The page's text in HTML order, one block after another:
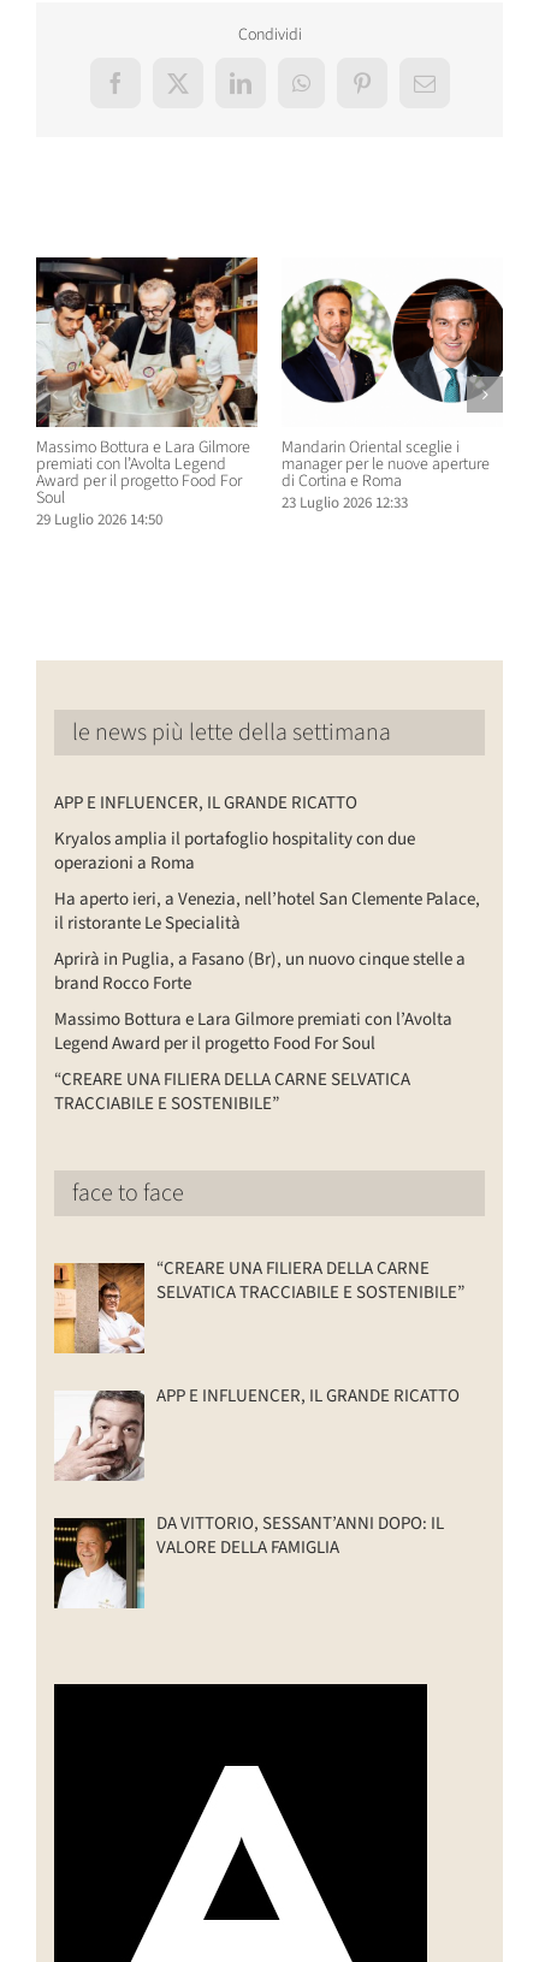
Condividi
Facebook
X LinkedInWhatsAppPinterestEmail
Massimo Bottura e Lara Gilmore
premiati con l’Avolta Legend
Award per il progetto Food For
Soul
29 Luglio 2026 14:50
Mandarin Oriental sceglie i
manager per le nuove aperture
di Cortina e Roma
23 Luglio 2026 12:33
le news più lette della settimana
APP E INFLUENCER, IL GRANDE RICATTO
Kryalos amplia il portafoglio hospitality con due
operazioni a Roma
Ha aperto ieri, a Venezia, nell’hotel San Clemente Palace,
il ristorante Le Specialità
Aprirà in Puglia, a Fasano (Br), un nuovo cinque stelle a
brand Rocco Forte
Massimo Bottura e Lara Gilmore premiati con l’Avolta
Legend Award per il progetto Food For Soul
“CREARE UNA FILIERA DELLA CARNE SELVATICA
TRACCIABILE E SOSTENIBILE”
face to face
“CREARE UNA FILIERA DELLA CARNE
SELVATICA TRACCIABILE E SOSTENIBILE”
APP E INFLUENCER, IL GRANDE RICATTO
DA VITTORIO, SESSANT’ANNI DOPO: IL
VALORE DELLA FAMIGLIA